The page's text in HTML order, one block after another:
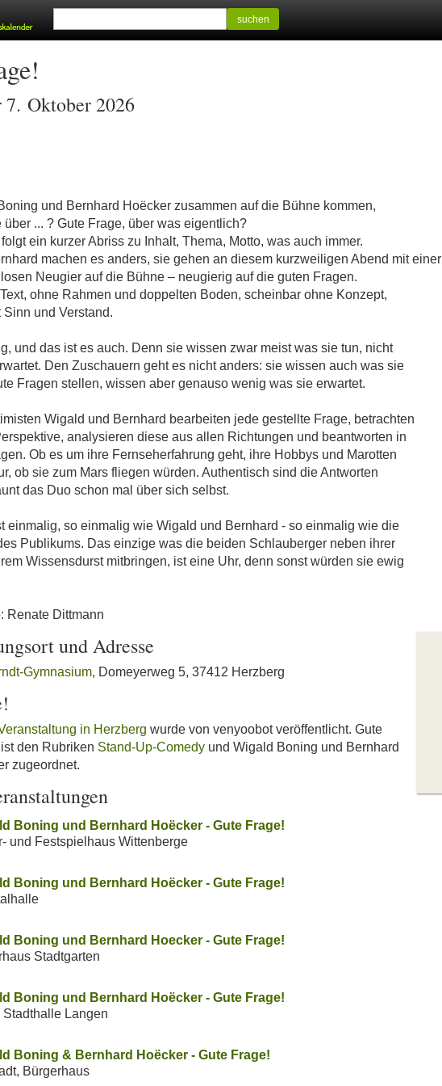
suchen
Oktober 2026
und Bernhard Hoëcker zusammen auf die Bühne kommen,
über ... ? Gute Frage, über was eigentlich?
ein kurzer Abriss zu Inhalt, Thema, Motto, was auch immer.
machen es anders, sie gehen an diesem kurzweiligen Abend mit einer
Neugier auf die Bühne – neugierig auf die guten Fragen.
ohne Rahmen und doppelten Boden, scheinbar ohne Konzept,
Sinn und Verstand.
und das ist es auch. Denn sie wissen zwar meist was sie tun, nicht
Den Zuschauern geht es nicht anders: sie wissen auch was sie
Fragen stellen, wissen aber genauso wenig was sie erwartet.
Wigald und Bernhard bearbeiten jede gestellte Frage, betrachten
analysieren diese aus allen Richtungen und beantworten in
Ob es um ihre Fernseherfahrung geht, ihre Hobbys und Marotten
ob sie zum Mars fliegen würden. Authentisch sind die Antworten
das Duo schon mal über sich selbst.
einmalig, so einmalig wie Wigald und Bernhard - so einmalig wie die
Publikums. Das einzige was die beiden Schlauberger neben ihrer
Wissensdurst mitbringen, ist eine Uhr, denn sonst würden sie ewig
Renate Dittmann
und Adresse
Gymnasium, Domeyerweg 5, 37412 Herzberg
in Herzberg wurde von venyoobot veröffentlicht. Gute
den Rubriken Stand-Up-Comedy und Wigald Boning und Bernhard
zugeordnet.
Boning und Bernhard Hoëcker - Gute Frage!
und Festspielhaus Wittenberge
Boning und Bernhard Hoëcker - Gute Frage!
Boning und Bernhard Hoecker - Gute Frage!
Stadtgarten
Boning und Bernhard Hoëcker - Gute Frage!
Stadthalle Langen
Boning & Bernhard Hoëcker - Gute Frage!
Bürgerhaus